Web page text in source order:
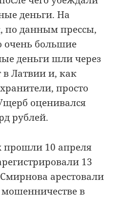
деньги. На
по данным прессы,
очень большие
деньги шли через
в Латвии и, как
просто
оценивался
рублей.
прошли 10 апреля
13
арестовали
в